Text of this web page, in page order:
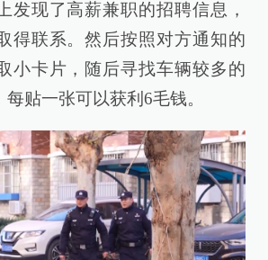
发现了高薪兼职的招聘信息，
得联系。然后按照对方通知的
小卡片，随后寻找车辆较多的
贴一张可以获利6毛钱。